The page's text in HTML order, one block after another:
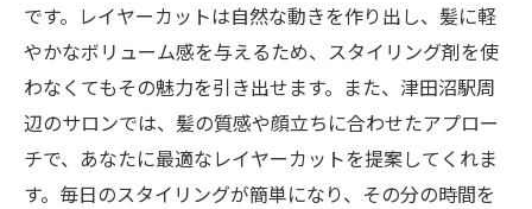
です。レイヤーカットは自然な動きを作り出し、髪に軽
やかなボリューム感を与えるため、スタイリング剤を使
わなくてもその魅力を引き出せます。また、津田沼駅周
辺のサロンでは、髪の質感や顔立ちに合わせたアプロー
チで、あなたに最適なレイヤーカットを提案してくれま
す。毎日のスタイリングが簡単になり、その分の時間を